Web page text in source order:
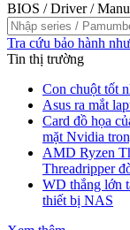
BIOS / Driver /
Tra cứu bảo hành
Tin thị trường
Con chuột tốt
Asus ra mắt
Card đồ họa
mặt Nvidia
AMD Ryzen
Threadripper
WD thắng lớn
thiết bị NAS